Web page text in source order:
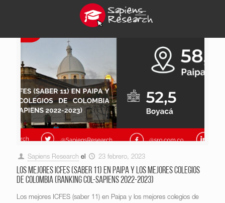
Sapiens Research el 23 febrero, 2023
Los mejores ICFES (saber 11) en Paipa y los mejores colegios
de Colombia (Ranking Col-Sapiens 2022-2023)
Los mejores ICFES (saber 11) en Paipa y los mejores colegios de